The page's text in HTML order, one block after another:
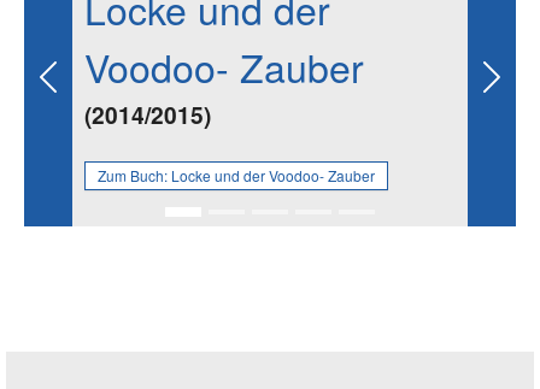
Voodoo- Zauber
(2014/2015)
Zum Buch: Locke und der Voodoo- Zauber
Previous Next